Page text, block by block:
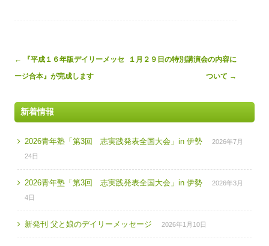
Post
navigation
←
『平成１６年版デイリーメッセ
ージ合本』が完成します
１月２９日の特別講演会の内容に
ついて →
新着情報
2026青年塾「第3回 志実践発表全国大会」in 伊勢
2026年7月
24日
2026青年塾「第3回 志実践発表全国大会」in 伊勢
2026年3月
4日
新発刊 父と娘のデイリーメッセージ 2026年1月10日